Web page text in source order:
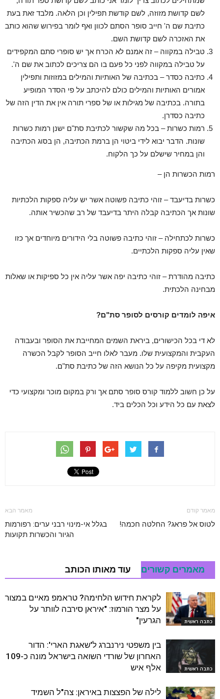
לשם קדושת מזוזה, לשם קודשת תפילין וכן הלאה. מלבד זאת בעת
כתיבת שם ה' חייב סופר הסתם לכוון ואף לומר בפירוש שהוא כותב
את האזכרה לשם קדושת השם.
טבילה במקווה – זה אמנם לא הכרח אך יש סופרי סתם המקפידים
על טבילה במקווה לפני כל פעם בו הם צריכים לכתוב את שם ה'.
כתיבה כסדר – בכתיבה של האותיות והמילים במזוזות ותפילין
אמורים האותיות והמילים כולם להיכתב על פי הסדר המופיע
בתורה. בכתיבה של מגילות או של ספרי תורה אין את הדין הזה של
כתיבה כסדרן.
רמות כשרות – בכל מה שקשור לכתיבת סת"ם ישנן רמות כשרות
שונות. הדבר יבוא לידי ביטוי הן ברמת הכתיבה, הן בסוג הכתיבה
והן במחיר שישלם על כך הלקוח.
רמות הכשרות הן –
כשרות בדיעבד – זוהי כתיבה פשוטה אשר יש עליה ספקות הלכתיות
שונות אך הכתיבה קבלה היתר בדיעבד של רב שהכשיר אותה.
כשרות לכתחילה – זוהי כתיבה פשוטה בלי הידורים מיוחדים אך כזו
שאין עליה ספקות הלכתיים.
כתיבה מהודרת – זוהי כתיבה יפה אשר עליה אין כל ספיקות או שאלות
מבחינה הלכתית.
איפה לומדים קורסים לסופר סת"ם?
לא די בכל הכישורים, ביראת השמים המחייבת את הסופר ובעבודה
העקבית והמקצועית שלו. מעבר לאלו חייב הסופר לקבל הכשרה
מקצועית מקיפה על כל הנושא הזה של כתיבת סת"ם.
על כן חשוב ללמוד קורס סופר סתם אך ורק במקום מוכר ומקצועי כדי
לצאת עם כל הידע וכל הכלים ביד.
מאמר קודם
לטוס אל פראג? החלטה חכמה!
מאמר הבא
בגלל אי-מינוי רבני ערים: רפורמות
הגיור והכשרות תקועות
מאמרים קשורים עוד מאותו הכותב
כתבה ראשית
לקראת חידוש הלחימה? טראמפ מאיים במצור
על מצר הורמוז: "איראן סירבה לוותר על
הגרעין"
כתבה ראשית
בין משפטי נירנברג ל'שאגת הארי': הדור
האחרון של שורדי השואה בישראל מונה כ-109
אלף איש
לילה של הפצצות באיראן: צה"ל השמיד